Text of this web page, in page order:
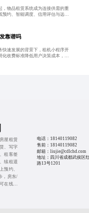
，物品租赁系统成为连接供需的重
预约、智能调度、信用评估与远程
靠谱吗
快速发展的背景下，租机小程序开
化收费标准降低用户决策成本，提
屋租赁
、写字
租客签
续租退
预约、
，房东/
在线缴
电话： 18140119082
售前： 18140119082
邮箱：liujie@cdlchd.com
地址：四川省成都武侯区
路13号1201